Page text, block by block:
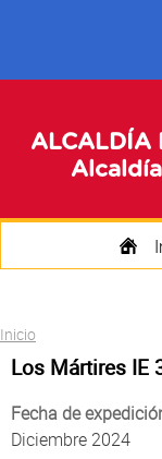
ALCALDÍA
Usted está
Inicio
Los Mártires IE
Fecha de
Diciembre 2024